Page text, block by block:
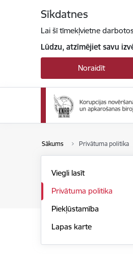
Sīkdatnes
Lai šī tīmekļvietne
Lūdzu, atzīmējiet savu
Noraidīt
Sākums Privātuma politika
Viegli lasīt
Privātuma politika
Piekļūstamība
Lapas karte